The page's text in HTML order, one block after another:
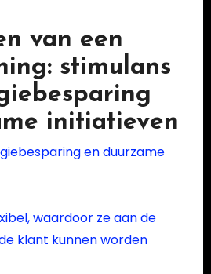
van een
stimulans
initiatieven
en duurzame
waardoor ze aan de
klant kunnen worden